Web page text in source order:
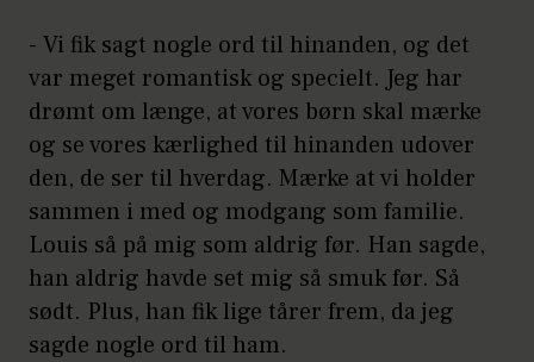
- Vi fik sagt nogle ord til hinanden, og det
var meget romantisk og specielt. Jeg har
drømt om længe, at vores børn skal mærke
og se vores kærlighed til hinanden udover
den, de ser til hverdag. Mærke at vi holder
sammen i med og modgang som familie.
Louis så på mig som aldrig før. Han sagde,
han aldrig havde set mig så smuk før. Så
sødt. Plus, han fik lige tårer frem, da jeg
sagde nogle ord til ham.